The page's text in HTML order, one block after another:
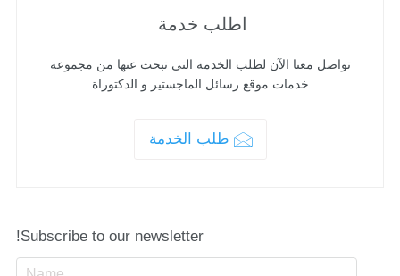
اطلب خدمة
تواصل معنا الآن لطلب الخدمة التي تبحث عنها من مجموعة
خدمات موقع رسائل الماجستير و الدكتوراة
طلب الخدمة
Subscribe to our newsletter!